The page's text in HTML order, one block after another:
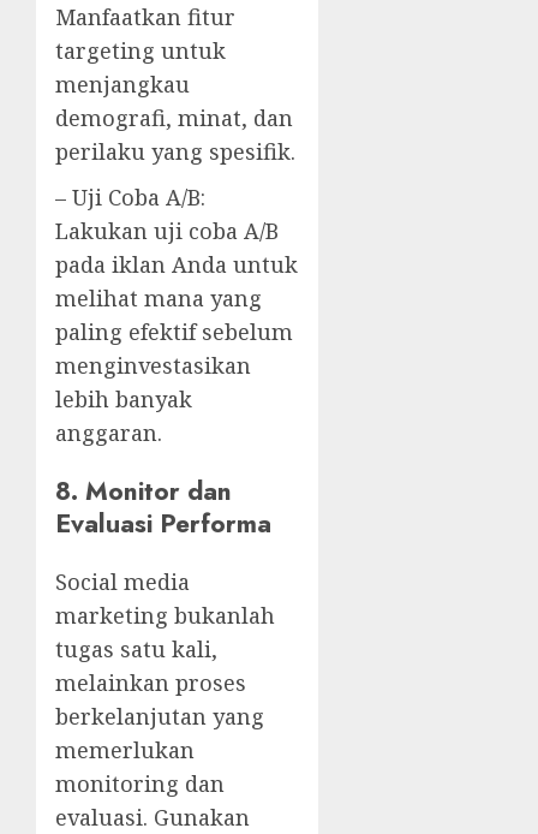
Manfaatkan fitur
targeting untuk
menjangkau
demografi, minat, dan
perilaku yang spesifik.
– Uji Coba A/B:
Lakukan uji coba A/B
pada iklan Anda untuk
melihat mana yang
paling efektif sebelum
menginvestasikan
lebih banyak
anggaran.
8. Monitor dan
Evaluasi Performa
Social media
marketing bukanlah
tugas satu kali,
melainkan proses
berkelanjutan yang
memerlukan
monitoring dan
evaluasi. Gunakan